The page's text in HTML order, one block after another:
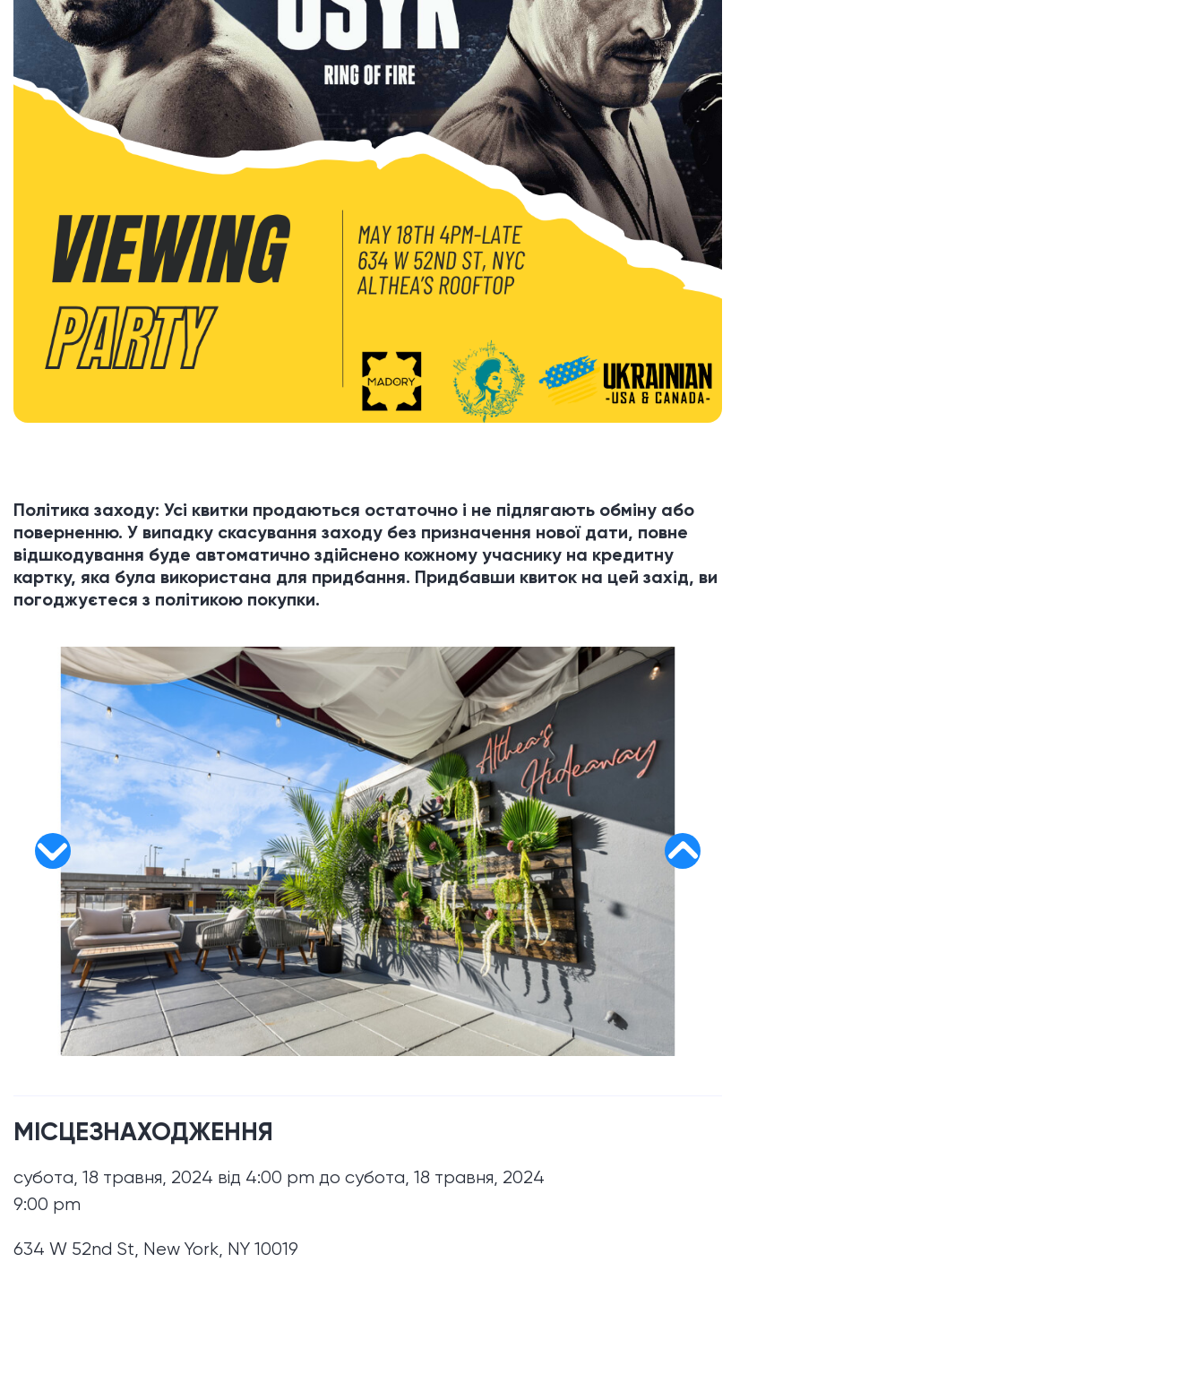
Політика заходу: Усі квитки продаються остаточно і не підлягають обміну або
поверненню. У випадку скасування заходу без призначення нової дати, повне
відшкодування буде автоматично здійснено кожному учаснику на кредитну
картку, яка була використана для придбання. Придбавши квиток на цей захід, ви
погоджуєтеся з політикою покупки.
МІСЦЕЗНАХОДЖЕННЯ
субота, 18 травня, 2024 від 4:00 pm до субота, 18 травня, 2024
9:00 pm
634 W 52nd St, New York, NY 10019